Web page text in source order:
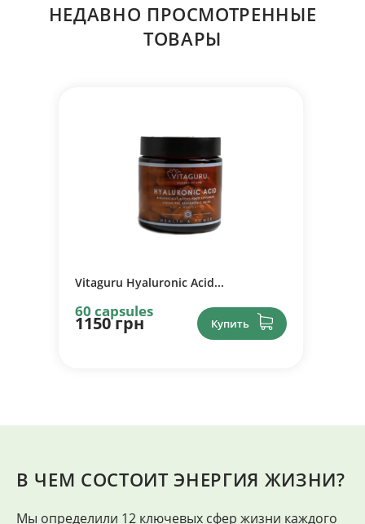
НЕДАВНО ПРОСМОТРЕННЫЕ
ТОВАРЫ
Vitaguru Hyaluronic Acid...
60 capsules
1150 грн Купить
В ЧЕМ СОСТОИТ ЭНЕРГИЯ ЖИЗНИ?
Мы определили 12 ключевых сфер жизни каждого